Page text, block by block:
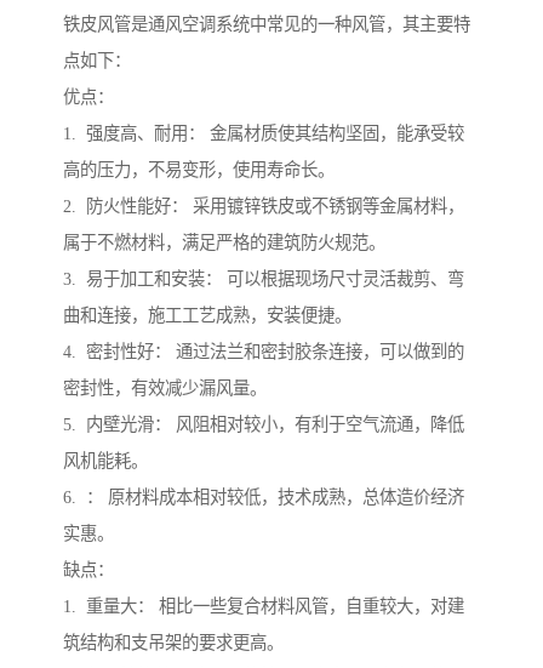
铁皮风管是通风空调系统中常见的一种风管，其主要特
点如下：
优点：
1. 强度高、耐用： 金属材质使其结构坚固，能承受较
高的压力，不易变形，使用寿命长。
2. 防火性能好： 采用镀锌铁皮或不锈钢等金属材料，
属于不燃材料，满足严格的建筑防火规范。
3. 易于加工和安装： 可以根据现场尺寸灵活裁剪、弯
曲和连接，施工工艺成熟，安装便捷。
4. 密封性好： 通过法兰和密封胶条连接，可以做到的
密封性，有效减少漏风量。
5. 内壁光滑： 风阻相对较小，有利于空气流通，降低
风机能耗。
6. ： 原材料成本相对较低，技术成熟，总体造价经济
实惠。
缺点：
1. 重量大： 相比一些复合材料风管，自重较大，对建
筑结构和支吊架的要求更高。